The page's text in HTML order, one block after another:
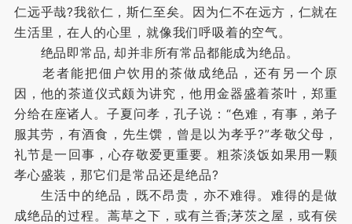
仁远乎哉?我欲仁，斯仁至矣。因为仁不在远方，仁就在
生活里，在人的心里，就像我们呼吸着的空气。
绝品即常品, 却并非所有常品都能成为绝品。
老者能把佃户饮用的茶做成绝品，还有另一个原
因，他的茶道仪式颇为讲究，他用金器盛着茶叶，郑重
分给在座诸人。子夏问孝，孔子说：“色难，有事，弟子
服其劳，有酒食，先生馔，曾是以为孝乎?”孝敬父母，
礼节是一回事，心存敬爱更重要。粗茶淡饭如果用一颗
孝心盛装，那它们是常品还是绝品?
生活中的绝品，既不昂贵，亦不难得。难得的是做
成绝品的过程。蒿草之下，或有兰香;茅茨之屋，或有侯